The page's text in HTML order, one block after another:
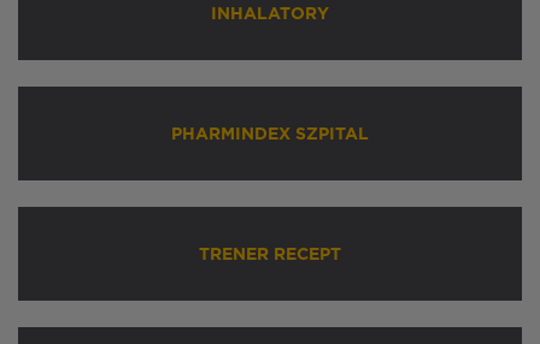
INHALATORY
PHARMINDEX SZPITAL
TRENER RECEPT